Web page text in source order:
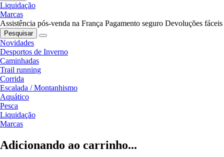
Liquidação
Marcas
Assistência pós-venda na França Pagamento seguro Devoluções fáceis
Pesquisar
Novidades
Desportos de Inverno
Caminhadas
Trail running
Corrida
Escalada / Montanhismo
Aquático
Pesca
Liquidação
Marcas
Adicionando ao carrinho...